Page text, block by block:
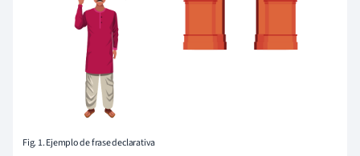
Fig. 1. Ejemplo de frase declarativa